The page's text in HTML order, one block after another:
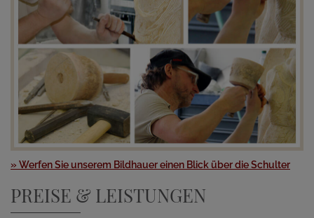
» Werfen Sie unserem Bildhauer einen Blick über die Schulter
PREISE & LEISTUNGEN